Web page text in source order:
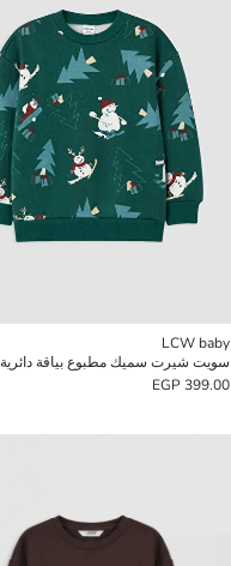
LCW baby
سويت شيرت سميك مطبوع بياقة دائرية
399.00 EGP